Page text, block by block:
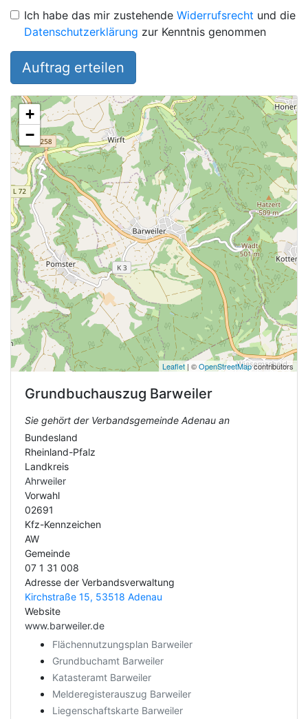
Ich habe das mir zustehende Widerrufsrecht und die
Datenschutzerklärung zur Kenntnis genommen
Auftrag erteilen
+
−
Leaflet | ©OpenStreetMapcontributors
Grundbuchauszug Barweiler
Sie gehört der Verbandsgemeinde Adenau an
Bundesland
Rheinland-Pfalz
Landkreis
Ahrweiler
Vorwahl
02691
Kfz-Kennzeichen
AW
Gemeinde
07 1 31 008
Adresse der Verbandsverwaltung
Kirchstraße 15, 53518 Adenau
Website
www.barweiler.de
Flächennutzungsplan Barweiler
Grundbuchamt Barweiler
Katasteramt Barweiler
Melderegisterauszug Barweiler
Liegenschaftskarte Barweiler